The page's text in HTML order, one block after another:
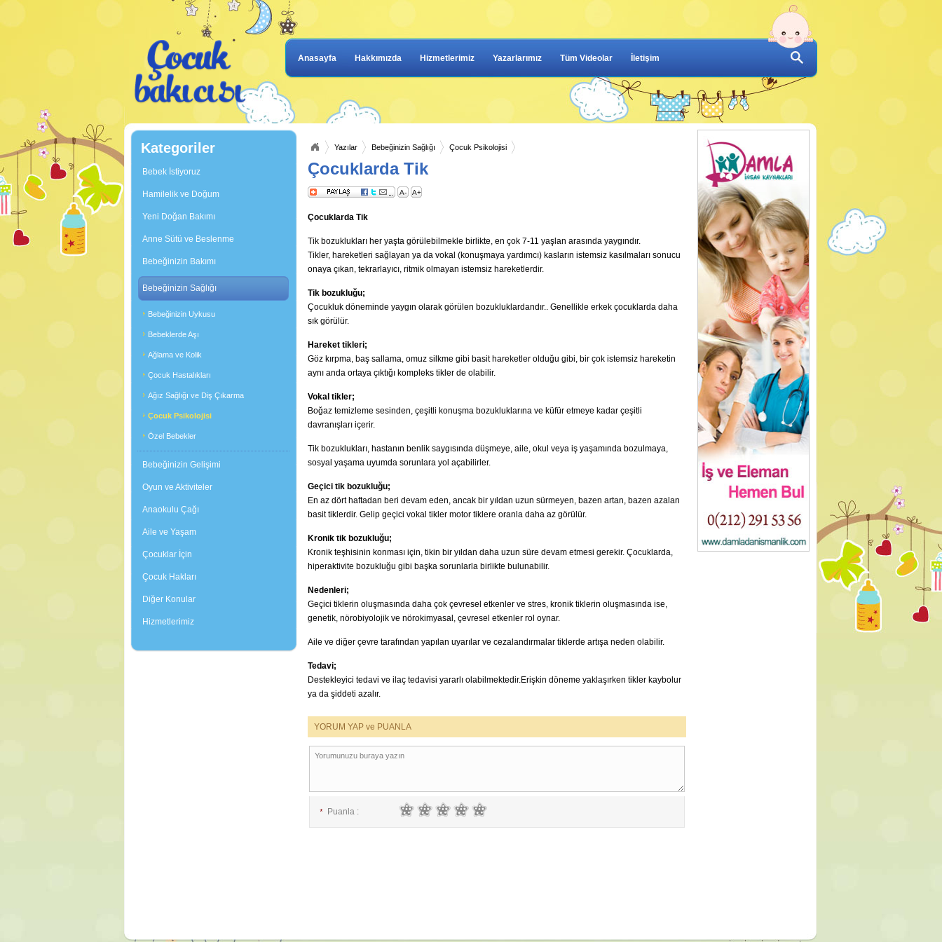
Anasayfa Hakkımızda Hizmetlerimiz Yazarlarımız Tüm Videolar İletişim
Kategoriler
Bebek İstiyoruz
Hamilelik ve Doğum
Yeni Doğan Bakımı
Anne Sütü ve Beslenme
Bebeğinizin Bakımı
Bebeğinizin Sağlığı
Bebeğinizin Uykusu
Bebeklerde Aşı
Ağlama ve Kolik
Çocuk Hastalıkları
Ağız Sağlığı ve Diş Çıkarma
Çocuk Psikolojisi
Özel Bebekler
Bebeğinizin Gelişimi
Oyun ve Aktiviteler
Anaokulu Çağı
Aile ve Yaşam
Çocuklar İçin
Çocuk Hakları
Diğer Konular
Hizmetlerimiz
Yazılar Bebeğinizin Sağlığı Çocuk Psikolojisi
Çocuklarda Tik
A- A+
Çocuklarda Tik
Tik bozuklukları her yaşta görülebilmekle birlikte, en çok 7-11 yaşlan arasında yaygındır.
Tikler, hareketleri sağlayan ya da vokal (konuşmaya yardımcı) kasların istemsiz kasılmaları sonucu
onaya çıkan, tekrarlayıcı, ritmik olmayan istemsiz hareketlerdir.
Tik bozukluğu;
Çocukluk döneminde yaygın olarak görülen bozukluklardandır.. Genellikle erkek çocuklarda daha
sık görülür.
Hareket tikleri;
Göz kırpma, baş sallama, omuz silkme gibi basit hareketler olduğu gibi, bir çok istemsiz hareketin
aynı anda ortaya çıktığı kompleks tikler de olabilir.
Vokal tikler;
Boğaz temizleme sesinden, çeşitli konuşma bozukluklarına ve küfür etmeye kadar çeşitli
davranışları içerir.
Tik bozuklukları, hastanın benlik saygısında düşmeye, aile, okul veya iş yaşamında bozulmaya,
sosyal yaşama uyumda sorunlara yol açabilirler.
Geçici tik bozukluğu;
En az dört haftadan beri devam eden, ancak bir yıldan uzun sürmeyen, bazen artan, bazen azalan
basit tiklerdir. Gelip geçici vokal tikler motor tiklere oranla daha az görülür.
Kronik tik bozukluğu;
Kronik teşhisinin konması için, tikin bir yıldan daha uzun süre devam etmesi gerekir. Çocuklarda,
hiperaktivite bozukluğu gibi başka sorunlarla birlikte bulunabilir.
Nedenleri;
Geçici tiklerin oluşmasında daha çok çevresel etkenler ve stres, kronik tiklerin oluşmasında ise,
genetik, nörobiyolojik ve nörokimyasal, çevresel etkenler rol oynar.
Aile ve diğer çevre tarafından yapılan uyarılar ve cezalandırmalar tiklerde artışa neden olabilir.
Tedavi;
Destekleyici tedavi ve ilaç tedavisi yararlı olabilmektedir.Erişkin döneme yaklaşırken tikler kaybolur
ya da şiddeti azalır.
YORUM YAP ve PUANLA
* Puanla :